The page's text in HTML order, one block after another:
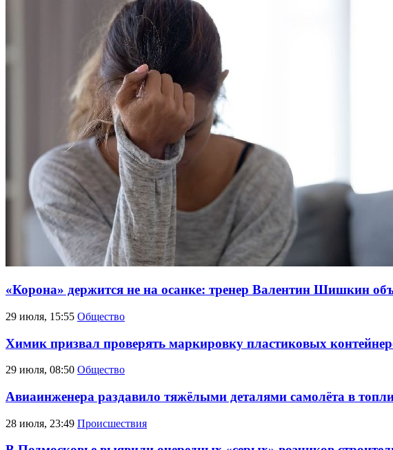
«Корона» держится не на осанке: тренер Валентин Шишкин
29 июля, 15:55 Общество
Химик призвал проверять маркировку пластиковых
29 июля, 08:50 Общество
Авиаинженера раздавило тяжёлыми деталями самолёта в
28 июля, 23:49 Происшествия